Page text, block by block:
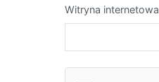
Witryna internetowa